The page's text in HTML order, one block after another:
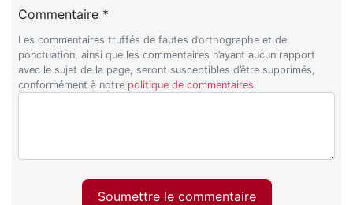
Commentaire *
Les commentaires truffés de fautes d’orthographe et de
ponctuation, ainsi que les commentaires n’ayant aucun rapport
avec le sujet de la page, seront susceptibles d’être supprimés,
conformément à notre politique de commentaires.
Soumettre le commentaire